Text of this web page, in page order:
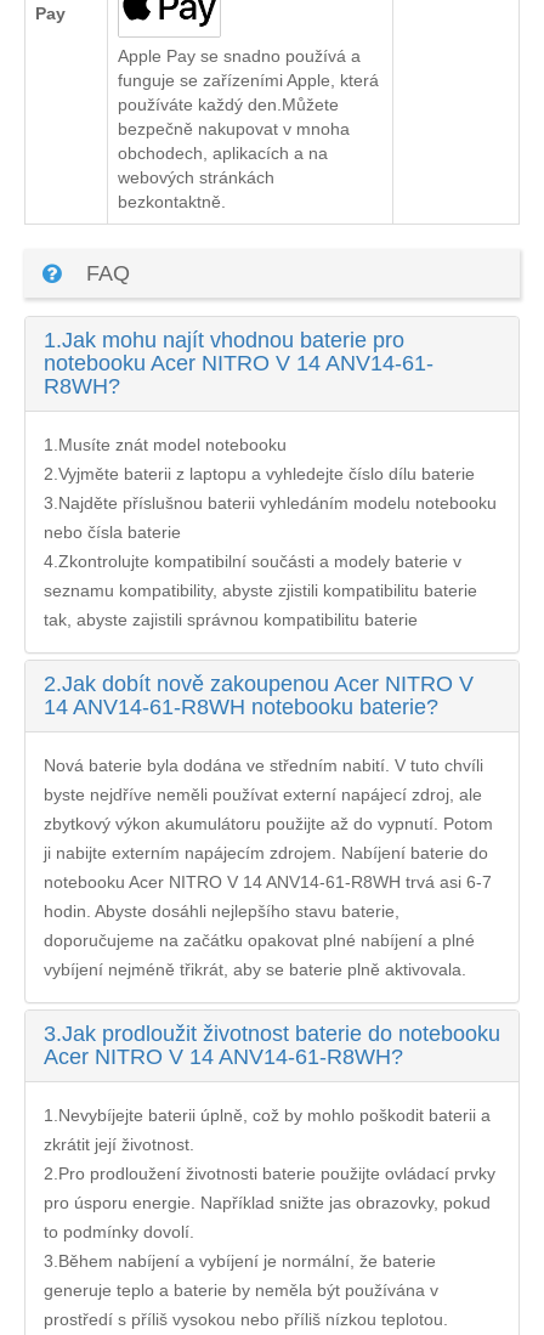
Pay
Apple Pay se snadno používá a
funguje se zařízeními Apple, která
používáte každý den.Můžete
bezpečně nakupovat v mnoha
obchodech, aplikacích a na
webových stránkách
bezkontaktně.
FAQ
1.Jak mohu najít vhodnou baterie pro
notebooku Acer NITRO V 14 ANV14-61-
R8WH?
1.Musíte znát model notebooku
2.Vyjměte baterii z laptopu a vyhledejte číslo dílu baterie
3.Najděte příslušnou baterii vyhledáním modelu notebooku
nebo čísla baterie
4.Zkontrolujte kompatibilní součásti a modely baterie v
seznamu kompatibility, abyste zjistili kompatibilitu baterie
tak, abyste zajistili správnou kompatibilitu baterie
2.Jak dobít nově zakoupenou Acer NITRO V
14 ANV14-61-R8WH notebooku baterie?
Nová baterie byla dodána ve středním nabití. V tuto chvíli
byste nejdříve neměli používat externí napájecí zdroj, ale
zbytkový výkon akumulátoru použijte až do vypnutí. Potom
ji nabijte externím napájecím zdrojem. Nabíjení baterie do
notebooku Acer NITRO V 14 ANV14-61-R8WH trvá asi 6-7
hodin. Abyste dosáhli nejlepšího stavu baterie,
doporučujeme na začátku opakovat plné nabíjení a plné
vybíjení nejméně třikrát, aby se baterie plně aktivovala.
3.Jak prodloužit životnost baterie do notebooku
Acer NITRO V 14 ANV14-61-R8WH?
1.Nevybíjejte baterii úplně, což by mohlo poškodit baterii a
zkrátit její životnost.
2.Pro prodloužení životnosti baterie použijte ovládací prvky
pro úsporu energie. Například snižte jas obrazovky, pokud
to podmínky dovolí.
3.Během nabíjení a vybíjení je normální, že baterie
generuje teplo a baterie by neměla být používána v
prostředí s příliš vysokou nebo příliš nízkou teplotou.